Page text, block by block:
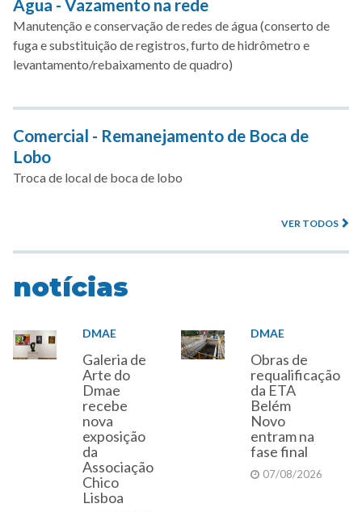
Água - Vazamento na rede
Manutenção e conservação de redes de água (conserto de
fuga e substituição de registros, furto de hidrômetro e
levantamento/rebaixamento de quadro)
Comercial - Remanejamento de Boca de
Lobo
Troca de local de boca de lobo
VER TODOS
notícias
DMAE
Galeria de
Arte do
Dmae
recebe
nova
exposição
da
Associação
Chico
Lisboa
DMAE
Obras de
requalificação
da ETA
Belém
Novo
entram na
fase final
07/08/2026